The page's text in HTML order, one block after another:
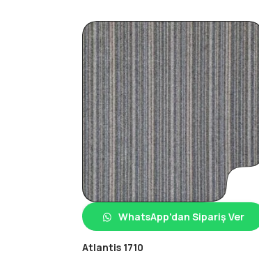
WhatsApp'dan Sipariş Ver
Atlantis 1710